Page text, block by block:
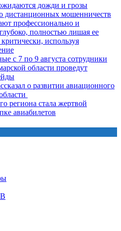
дожди и грозы
дистанционных мошенничеств
профессионально и
полностью лишая ее
используя
с 7 по 9 августа сотрудники
области проведут
о развитии авиационного
региона стала жертвой
авиабилетов